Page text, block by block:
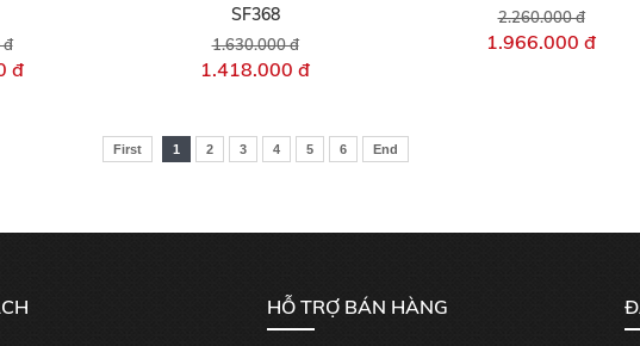
đ
đ
SF368
1.630.000 đ
1.418.000 đ
2.260.000 đ
1.966.000 đ
First 1 2 3 4 5 6 End
HỖ TRỢ BÁN HÀNG